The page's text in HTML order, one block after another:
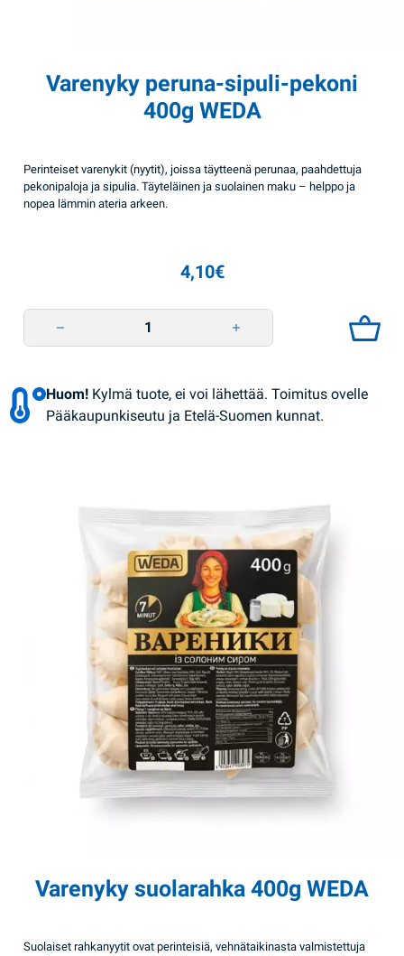
Varenyky peruna-sipuli-pekoni
400g WEDA
Perinteiset varenykit (nyytit), joissa täytteenä perunaa, paahdettuja
pekonipaloja ja sipulia. Täyteläinen ja suolainen maku – helppo ja
nopea lämmin ateria arkeen.
4,10€
Huom! Kylmä tuote, ei voi lähettää. Toimitus ovelle
Pääkaupunkiseutu ja Etelä-Suomen kunnat.
Varenyky suolarahka 400g WEDA
Suolaiset rahkanyytit ovat perinteisiä, vehnätaikinasta valmistettuja